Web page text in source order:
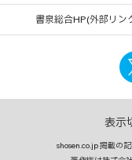
書泉総合HP(外部リン
表示
shosen.co.jp 掲載の